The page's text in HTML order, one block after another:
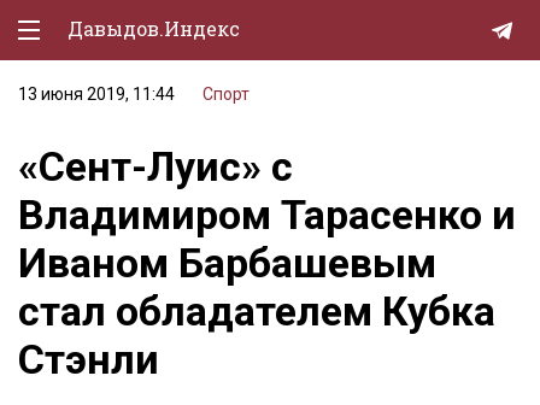
Давыдов.Индекс
Политическая жизнь
Экономика
Природа
Образование
Спорт
Культура
13 июня 2019, 11:44 Спорт
«Сент-Луис» с
Владимиром Тарасенко и
Иваном Барбашевым
стал обладателем Кубка
Стэнли